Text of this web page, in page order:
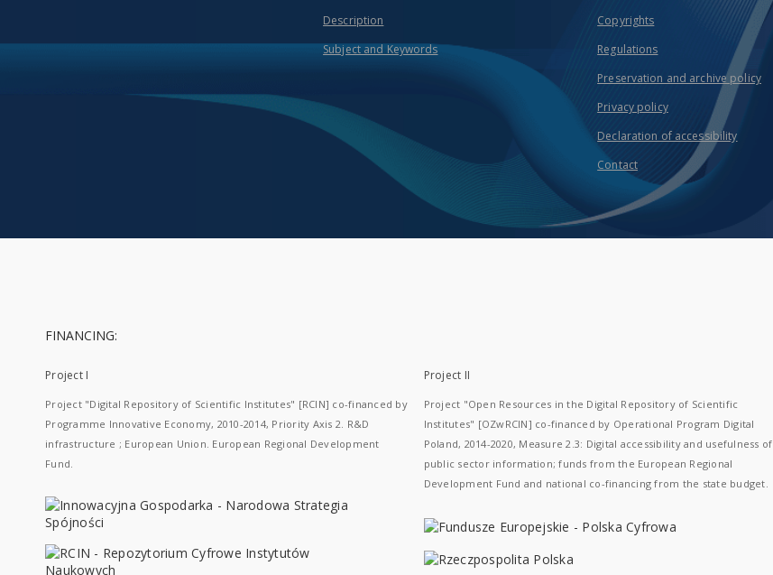
Description
Subject and Keywords
Copyrights
Regulations
Preservation and archive policy
Privacy policy
Declaration of accessibility
Contact
FINANCING:
Project I
Project "Digital Repository of Scientific Institutes" [RCIN] co-financed by
Programme Innovative Economy, 2010-2014, Priority Axis 2. R&D
infrastructure ; European Union. European Regional Development
Fund.
Project II
Project "Open Resources in the Digital Repository of Scientific
Institutes" [OZwRCIN] co-financed by Operational Program Digital
Poland, 2014-2020, Measure 2.3: Digital accessibility and usefulness of
public sector information; funds from the European Regional
Development Fund and national co-financing from the state budget.